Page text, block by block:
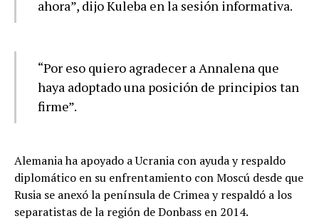
ahora”, dijo Kuleba en la sesión informativa.
“Por eso quiero agradecer a Annalena que
haya adoptado una posición de principios tan
firme”.
Alemania ha apoyado a Ucrania con ayuda y respaldo
diplomático en su enfrentamiento con Moscú desde que
Rusia se anexó la península de Crimea y respaldó a los
separatistas de la región de Donbass en 2014.